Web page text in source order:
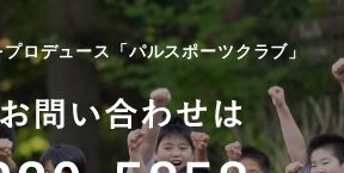
ロデュース「パルスポーツクラブ」